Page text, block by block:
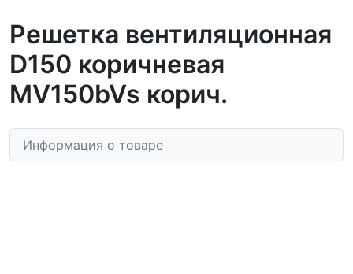
Решетка вентиляционная
D150 коричневая
MV150bVs корич.
Информация о товаре